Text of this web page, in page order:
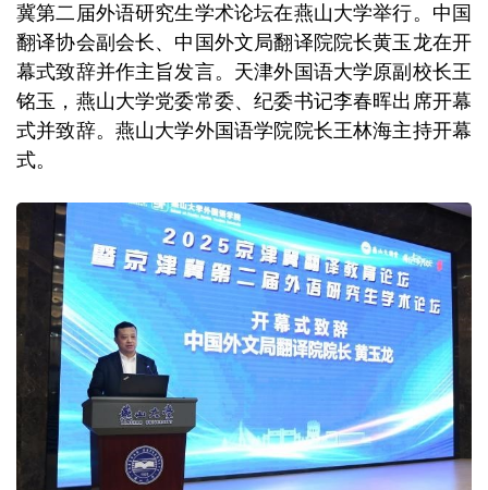
冀第二届外语研究生学术论坛在燕山大学举行。中国
翻译协会副会长、中国外文局翻译院院长黄玉龙在开
幕式致辞并作主旨发言。天津外国语大学原副校长王
铭玉，燕山大学党委常委、纪委书记李春晖出席开幕
式并致辞。燕山大学外国语学院院长王林海主持开幕
式。